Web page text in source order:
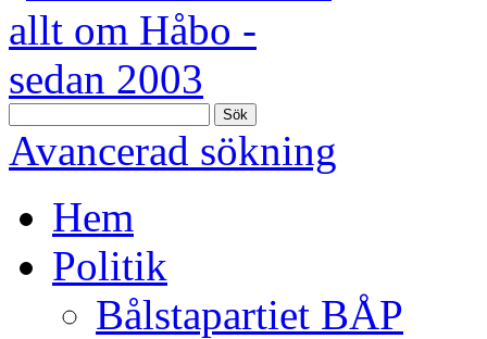
Sök
Avancerad sökning
Hem
Politik
Bålstapartiet BÅP